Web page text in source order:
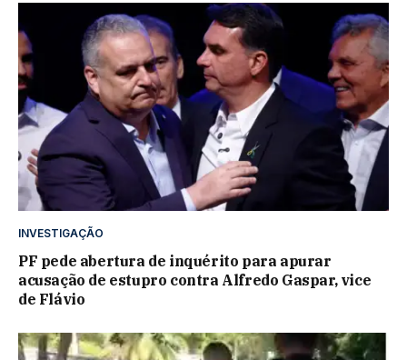
INVESTIGAÇÃO
PF pede abertura de inquérito para apurar
acusação de estupro contra Alfredo Gaspar, vice
de Flávio